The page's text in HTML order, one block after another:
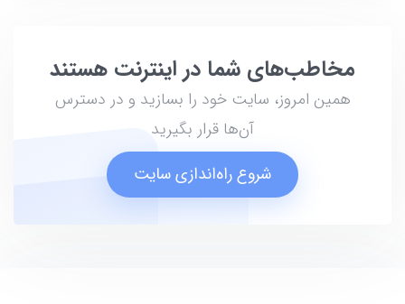
مخاطب‌های شما در اینترنت هستند
همین امروز، سایت خود را بسازید و در دسترس
آن‌ها قرار بگیرید
شروع راه‌اندازی سایت